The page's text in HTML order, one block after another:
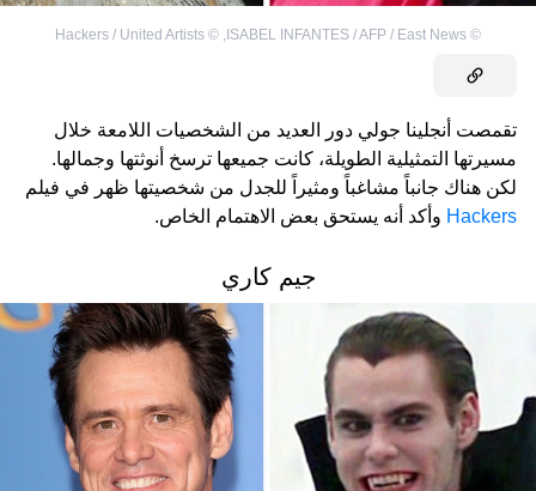
©
ISABEL INFANTES / AFP / East News
©
Hackers / United Artists
تقمصت أنجلينا جولي دور العديد من الشخصيات اللامعة خلال
مسيرتها التمثيلية الطويلة، كانت جميعها ترسخ أنوثتها وجمالها.
لكن هناك جانباً مشاغباً ومثيراً للجدل من شخصيتها ظهر في فيلم
Hackers وأكد أنه يستحق بعض الاهتمام الخاص.
جيم كاري